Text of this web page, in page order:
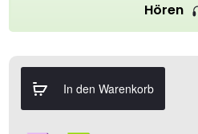
Hören
In den Warenkorb